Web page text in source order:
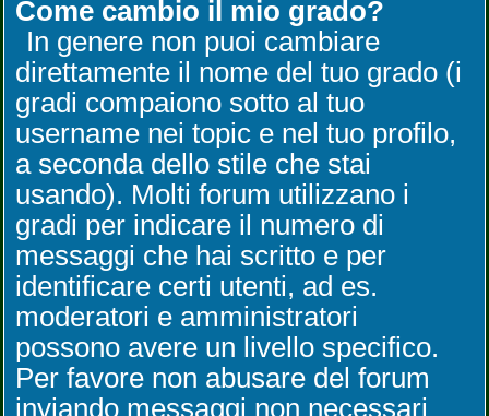
Come cambio il mio grado?
In genere non puoi cambiare
direttamente il nome del tuo grado (i
gradi compaiono sotto al tuo
username nei topic e nel tuo profilo,
a seconda dello stile che stai
usando). Molti forum utilizzano i
gradi per indicare il numero di
messaggi che hai scritto e per
identificare certi utenti, ad es.
moderatori e amministratori
possono avere un livello specifico.
Per favore non abusare del forum
inviando messaggi non necessari